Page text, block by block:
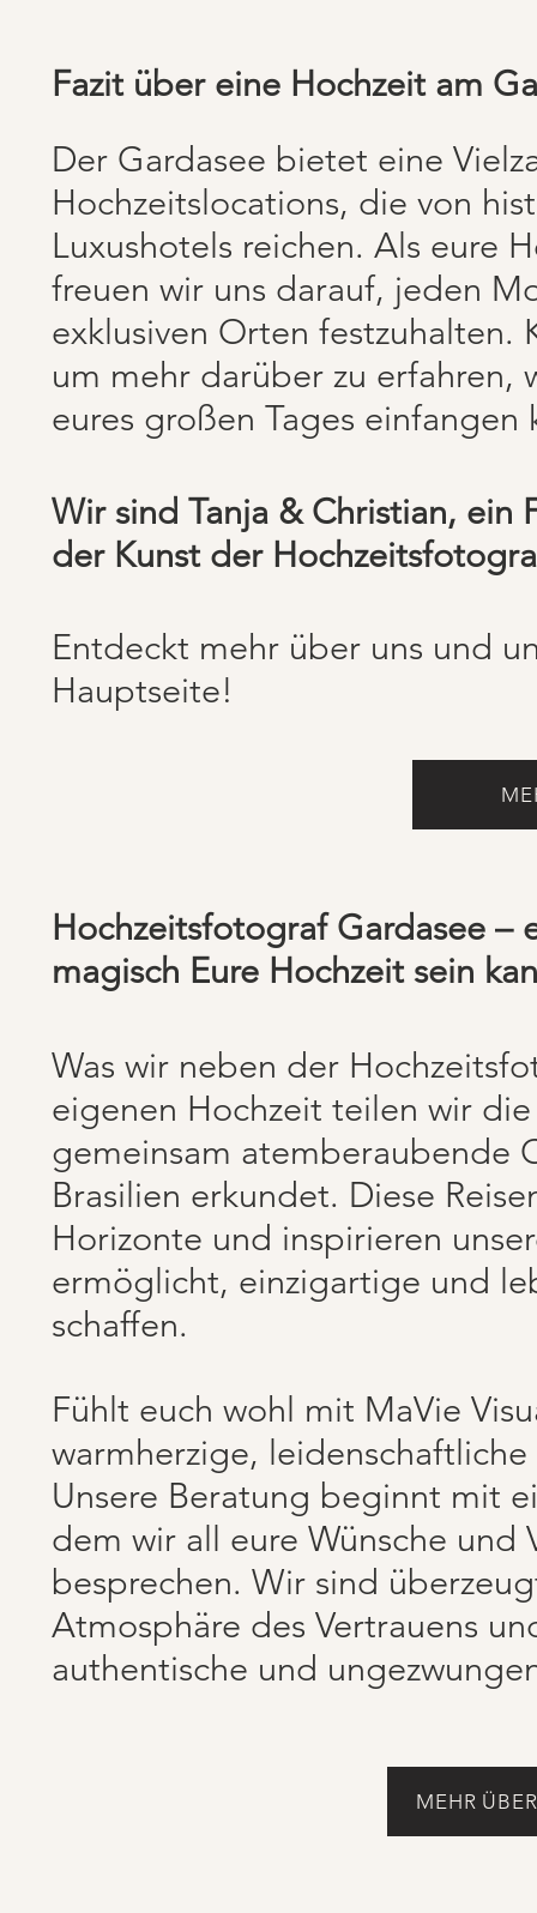
Fazit über eine Hochzeit am
Der Gardasee bietet eine
Hochzeitslocations, die von
Luxushotels reichen. Als eure
freuen wir uns darauf, jeden
exklusiven Orten festzuhalten.
um mehr darüber zu
eures großen Tages einfangen
Wir sind Tanja & Christian, ein
der Kunst der
Entdeckt mehr über uns und
Hauptseite!
Hochzeitsfotograf Gardasee –
magisch Eure Hochzeit sein
Was wir neben der
eigenen Hochzeit teilen wir
gemeinsam atemberaubende
Brasilien erkundet. Diese
Horizonte und inspirieren
ermöglicht, einzigartige und
schaffen.
Fühlt euch wohl mit MaVie
warmherzige,
Unsere Beratung beginnt mit
dem wir all eure Wünsche
besprechen. Wir sind
Atmosphäre des Vertrauens
authentische und
MEHR